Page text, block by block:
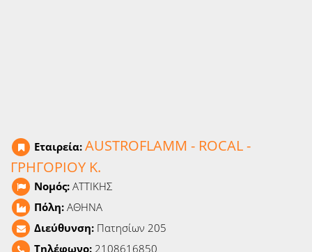
Εταιρεία: AUSTROFLAMM - ROCAL -
ΓΡΗΓΟΡΙΟΥ Κ.
Νομός: ΑΤΤΙΚΗΣ
Πόλη: ΑΘΗΝΑ
Διεύθυνση: Πατησίων 205
Τηλέφωνο: 2108616850